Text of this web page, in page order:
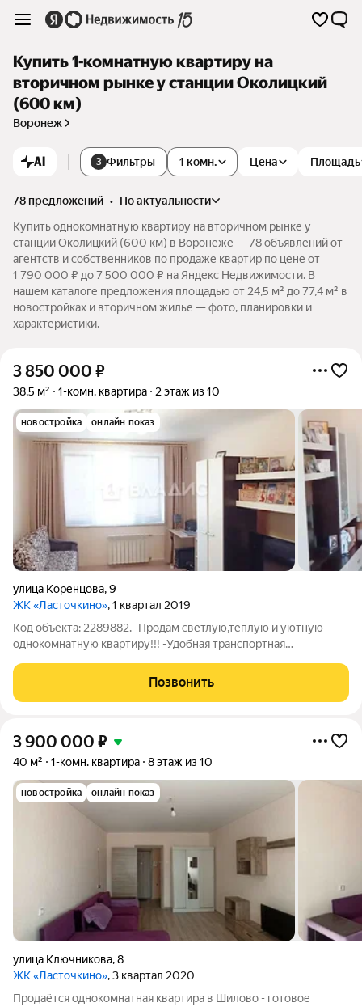
Купить 1-комнатную квартиру на
вторичном рынке у станции Околицкий
(600 км)
Воронеж
AI 3 Фильтры 1 комн. Цена Площадь
78 предложений •
по актуальности
Купить однокомнатную квартиру на вторичном рынке у
станции Околицкий (600 км) в Воронеже — 78 объявлений от
агентств и собственников по продаже квартир по цене от
1 790 000 ₽ до 7 500 000 ₽ на Яндекс Недвижимости. В
нашем каталоге предложения площадью от 24,5 м² до 77,4 м² в
новостройках и вторичном жилье — фото, планировки и
характеристики.
3 850 000 ₽
38,5 м² 1-комн. квартира 2 этаж из 10
новостройка онлайн показ
улица Коренцова,9
ЖК «Ласточкино», 1 квартал 2019
Код объекта: 2289882. -Продам светлую,тёплую и уютную
однокомнатную квартиру!!! -Удобная транспортная
непосредственной близости, -Школа,детские
сады.поликлиника,спорт-комплекс. сетевые
Позвонить
3 900 000 ₽
40 м² 1-комн. квартира 8 этаж из 10
новостройка онлайн показ
улица Ключникова,8
ЖК «Ласточкино», 3 квартал 2020
Продаётся однокомнатная квартира в Шилово - готовое